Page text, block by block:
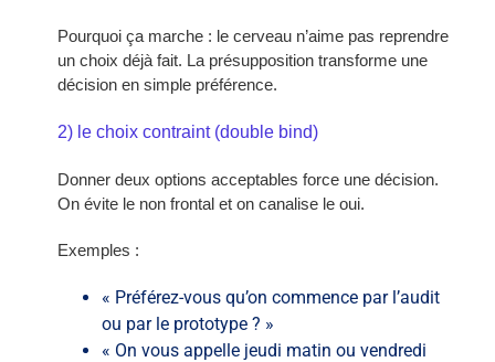
Pourquoi ça marche : le cerveau n’aime pas reprendre
un choix déjà fait. La présupposition transforme une
décision en simple préférence.
2) le choix contraint (double bind)
Donner deux options acceptables force une décision.
On évite le non frontal et on canalise le oui.
Exemples :
« Préférez-vous qu’on commence par l’audit
ou par le prototype ? »
« On vous appelle jeudi matin ou vendredi